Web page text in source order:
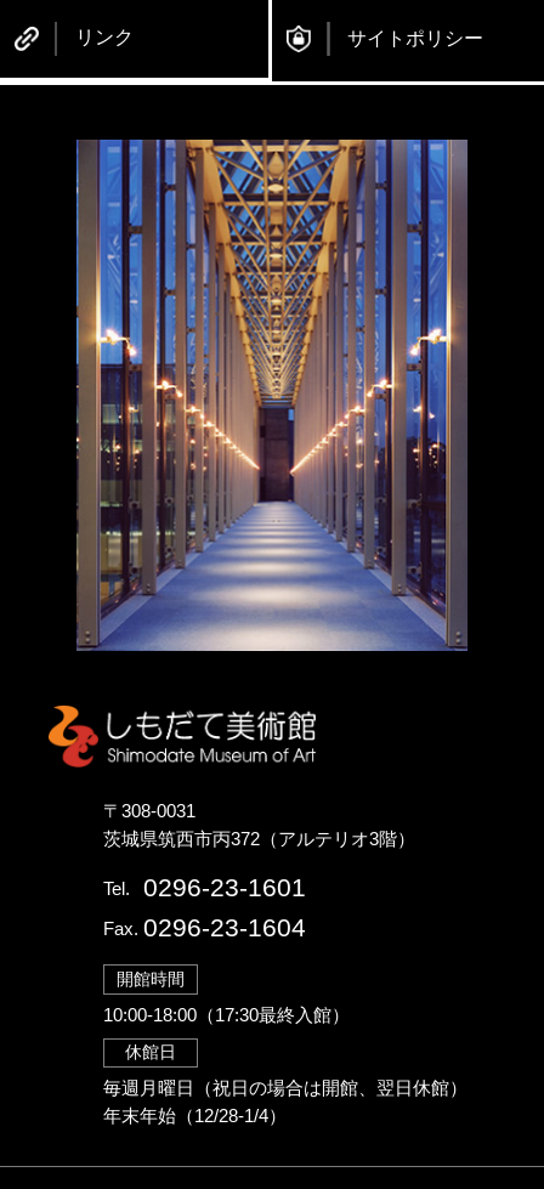
リンク サイトポリシー
しもだて美術館
〒308-0031
茨城県筑西市丙372（アルテリオ3階）
Tel. 0296-23-1601
Fax. 0296-23-1604
開館時間
10:00-18:00（17:30最終入館）
休館日
毎週月曜日（祝日の場合は開館、翌日休館）
年末年始（12/28-1/4）